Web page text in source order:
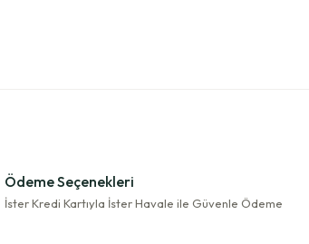
Ödeme Seçenekleri
İster Kredi Kartıyla İster Havale ile Güvenle Ödeme